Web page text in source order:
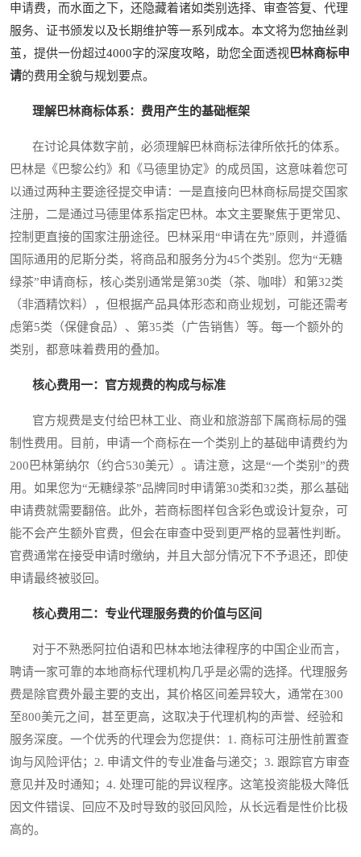
申请费，而水面之下，还隐藏着诸如类别选择、审查答复、代理
服务、证书颁发以及长期维护等一系列成本。本文将为您抽丝剥
茧，提供一份超过4000字的深度攻略，助您全面透视巴林商标申
请的费用全貌与规划要点。
理解巴林商标体系：费用产生的基础框架
在讨论具体数字前，必须理解巴林商标法律所依托的体系。
巴林是《巴黎公约》和《马德里协定》的成员国，这意味着您可
以通过两种主要途径提交申请：一是直接向巴林商标局提交国家
注册，二是通过马德里体系指定巴林。本文主要聚焦于更常见、
控制更直接的国家注册途径。巴林采用“申请在先”原则，并遵循
国际通用的尼斯分类，将商品和服务分为45个类别。您为“无糖
绿茶”申请商标，核心类别通常是第30类（茶、咖啡）和第32类
（非酒精饮料），但根据产品具体形态和商业规划，可能还需考
虑第5类（保健食品）、第35类（广告销售）等。每一个额外的
类别，都意味着费用的叠加。
核心费用一：官方规费的构成与标准
官方规费是支付给巴林工业、商业和旅游部下属商标局的强
制性费用。目前，申请一个商标在一个类别上的基础申请费约为
200巴林第纳尔（约合530美元）。请注意，这是“一个类别”的费
用。如果您为“无糖绿茶”品牌同时申请第30类和32类，那么基础
申请费就需要翻倍。此外，若商标图样包含彩色或设计复杂，可
能不会产生额外官费，但会在审查中受到更严格的显著性判断。
官费通常在接受申请时缴纳，并且大部分情况下不予退还，即使
申请最终被驳回。
核心费用二：专业代理服务费的价值与区间
对于不熟悉阿拉伯语和巴林本地法律程序的中国企业而言，
聘请一家可靠的本地商标代理机构几乎是必需的选择。代理服务
费是除官费外最主要的支出，其价格区间差异较大，通常在300
至800美元之间，甚至更高，这取决于代理机构的声誉、经验和
服务深度。一个优秀的代理会为您提供：1. 商标可注册性前置查
询与风险评估；2. 申请文件的专业准备与递交；3. 跟踪官方审查
意见并及时通知；4. 处理可能的异议程序。这笔投资能极大降低
因文件错误、回应不及时导致的驳回风险，从长远看是性价比极
高的。